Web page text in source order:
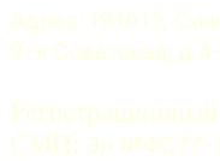
Адрес: 191015,
9-я Советская,
СМИ: Эл №ФС77-